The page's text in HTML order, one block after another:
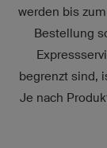
werden bis
Bestellung
begrenzt sind,
Je nach